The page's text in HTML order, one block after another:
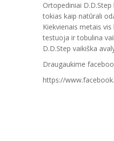
Ortopediniai
tokias kaip natūrali
Kiekvienais metais
testuoja ir tobulina
D.D.Step vaikiška
Draugaukime
https://